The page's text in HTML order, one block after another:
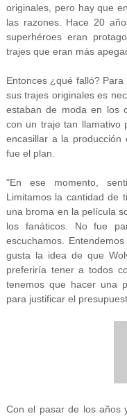
originales, pero hay que
las razones. Hace 20
superhéroes eran
trajes que eran más
Entonces ¿qué falló?
sus trajes originales es
estaban de moda en los
con un traje tan llamativo
encasillar a la
fue el plan.
"En ese momento,
Limitamos la cantidad de
una broma en la película
los fanáticos. No fue
escuchamos.
gusta la idea de que
preferiría tener a todos
tenemos que hacer una
para justificar el
Con el pasar de los años